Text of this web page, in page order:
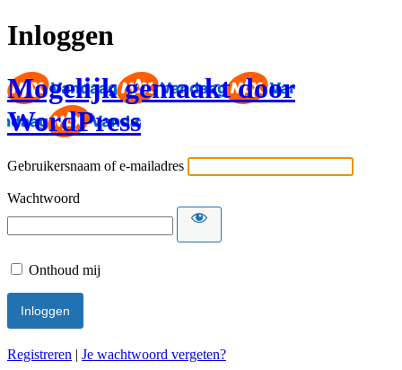
Inloggen
Mogelijk gemaakt door
WordPress
Gebruikersnaam of e-mailadres
Wachtwoord
Onthoud mij
Registreren | Je wachtwoord vergeten?